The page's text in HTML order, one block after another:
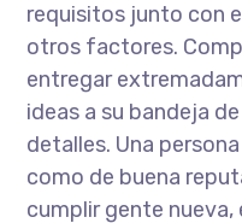
requisitos junto con
otros factores.
entregar
ideas a su bandeja
detalles. Una
como de buena
cumplir gente nueva,